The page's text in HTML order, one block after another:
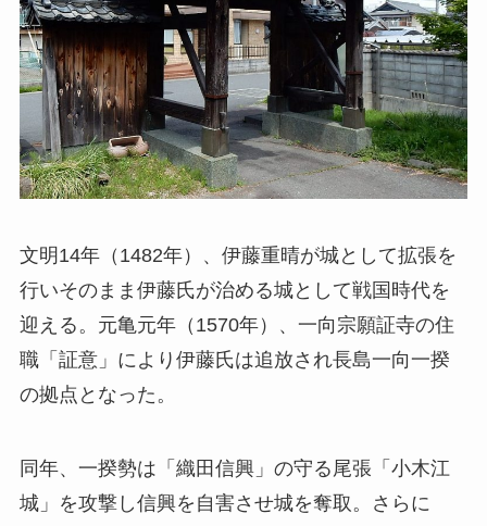
文明14年（1482年）、伊藤重晴が城として拡張を
行いそのまま伊藤氏が治める城として戦国時代を
迎える。元亀元年（1570年）、一向宗願証寺の住
職「証意」により伊藤氏は追放され長島一向一揆
の拠点となった。
同年、一揆勢は「織田信興」の守る尾張「小木江
城」を攻撃し信興を自害させ城を奪取。さらに